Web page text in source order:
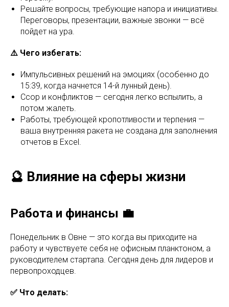
Решайте вопросы, требующие напора и инициативы.
Переговоры, презентации, важные звонки — всё
пойдет на ура.
⚠️ Чего избегать:
Импульсивных решений на эмоциях (особенно до
15:39, когда начнется 14-й лунный день).
Ссор и конфликтов — сегодня легко вспылить, а
потом жалеть.
Работы, требующей кропотливости и терпения —
ваша внутренняя ракета не создана для заполнения
отчетов в Excel.
🔮 Влияние на сферы жизни
Работа и финансы 💼
Понедельник в Овне — это когда вы приходите на
работу и чувствуете себя не офисным планктоном, а
руководителем стартапа. Сегодня день для лидеров и
первопроходцев.
✅ Что делать: